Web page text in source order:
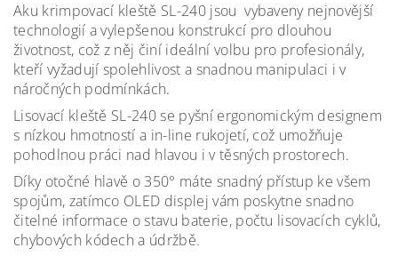
Aku krimpovací kleště SL-240 jsou vybaveny nejnovější
technologií a vylepšenou konstrukcí pro dlouhou
životnost, což z něj činí ideální volbu pro profesionály,
kteří vyžadují spolehlivost a snadnou manipulaci i v
náročných podmínkách.
Lisovací kleště SL-240 se pyšní ergonomickým designem
s nízkou hmotností a in-line rukojetí, což umožňuje
pohodlnou práci nad hlavou i v těsných prostorech.
Díky otočné hlavě o 350° máte snadný přístup ke všem
spojům, zatímco OLED displej vám poskytne snadno
čitelné informace o stavu baterie, počtu lisovacích cyklů,
chybových kódech a údržbě.